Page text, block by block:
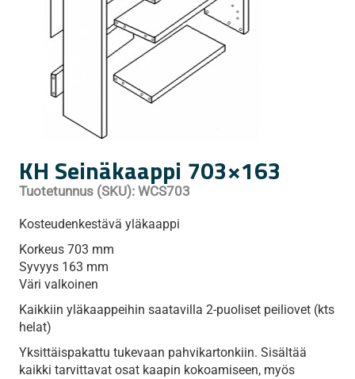
KH Seinäkaappi 703×163
Tuotetunnus (SKU): WCS703
Kosteudenkestävä yläkaappi
Korkeus 703 mm
Syvyys 163 mm
Väri valkoinen
Kaikkiin yläkaappeihin saatavilla 2-puoliset peiliovet (kts
helat)
Yksittäispakattu tukevaan pahvikartonkiin. Sisältää
kaikki tarvittavat osat kaapin kokoamiseen, myös